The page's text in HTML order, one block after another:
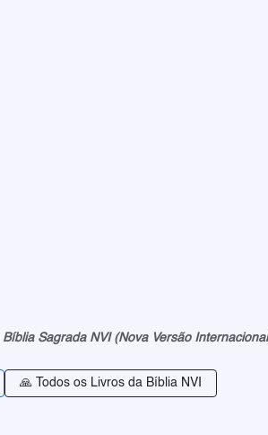
Bíblia Sagrada NVI (Nova Versão
🙏 Todos os Livros da Bíblia NVI